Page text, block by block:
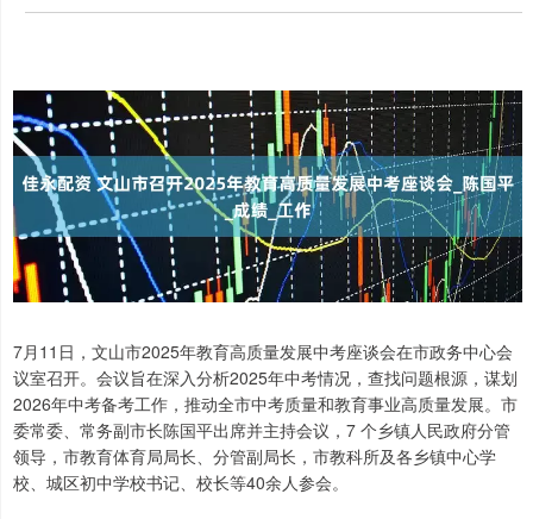
7月11日，文山市2025年教育高质量发展中考座谈会在市政务中心会
议室召开。会议旨在深入分析2025年中考情况，查找问题根源，谋划
2026年中考备考工作，推动全市中考质量和教育事业高质量发展。市
委常委、常务副市长陈国平出席并主持会议，7 个乡镇人民政府分管
领导，市教育体育局局长、分管副局长，市教科所及各乡镇中心学
校、城区初中学校书记、校长等40余人参会。